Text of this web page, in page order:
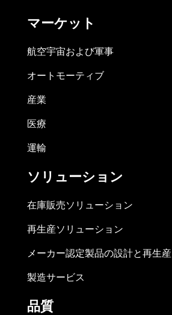
マーケット
航空宇宙および軍事
オートモーティブ
産業
医療
運輸
ソリューション
在庫販売ソリューション
再生産ソリューション
メーカー認定製品の設計と再生産
製造サービス
品質